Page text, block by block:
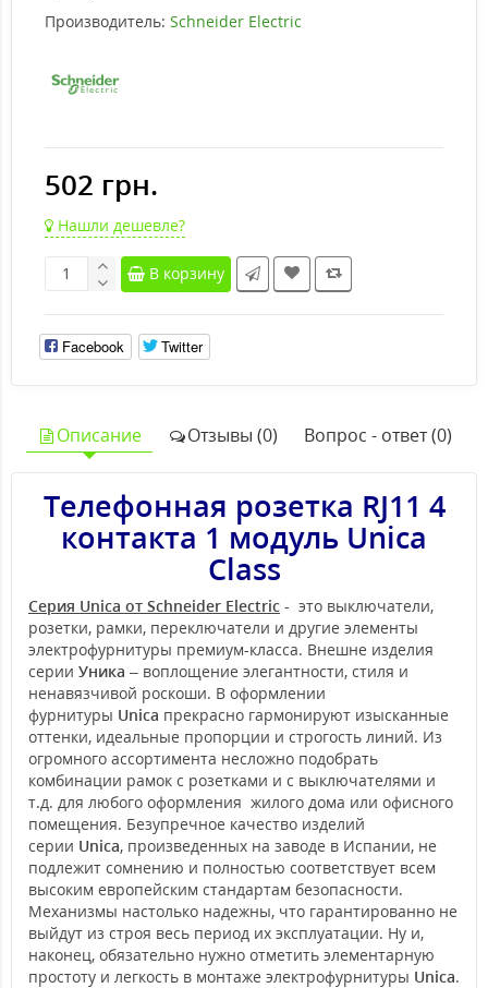
Производитель: Schneider Electric
502 грн.
Нашли дешевле?
В корзину
Facebook Twitter
Описание Отзывы (0) Вопрос - ответ (0)
Телефонная розетка RJ11 4
контакта 1 модуль Unica
Class
Серия Unica от Schneider Electric - это выключатели,
розетки, рамки, переключатели и другие элементы
электрофурнитуры премиум-класса. Внешне изделия
серии Уника – воплощение элегантности, стиля и
ненавязчивой роскоши. В оформлении
фурнитуры Unica прекрасно гармонируют изысканные
оттенки, идеальные пропорции и строгость линий. Из
огромного ассортимента несложно подобрать
комбинации рамок с розетками и с выключателями и
т.д. для любого оформления жилого дома или офисного
помещения. Безупречное качество изделий
серии Unica, произведенных на заводе в Испании, не
подлежит сомнению и полностью соответствует всем
высоким европейским стандартам безопасности.
Механизмы настолько надежны, что гарантированно не
выйдут из строя весь период их эксплуатации. Ну и,
наконец, обязательно нужно отметить элементарную
простоту и легкость в монтаже электрофурнитуры Unica.